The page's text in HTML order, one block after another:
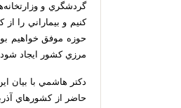
گردشگري و
كنيم و بيماراني را
حوزه موفق خواهيم
مرزي كشور ایجاد
حاضر از كشورهاي